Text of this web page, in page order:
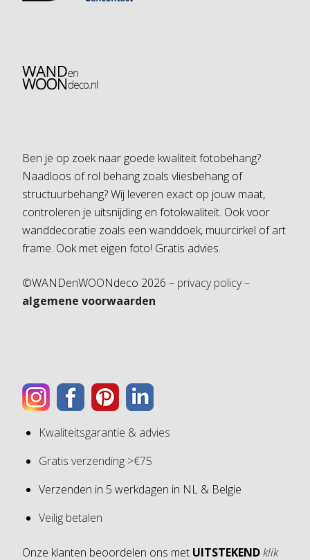
Ben je op zoek naar goede kwaliteit fotobehang?
Naadloos of rol behang zoals vliesbehang of
structuurbehang? Wij leveren exact op jouw maat,
controleren je uitsnijding en fotokwaliteit. Ook voor
wanddecoratie zoals een wanddoek, muurcirkel of art
frame. Ook met eigen foto! Gratis advies.
©WANDenWOONdeco 2026 – privacy policy –
algemene voorwaarden
Kwaliteitsgarantie & advies
Gratis verzending >€75
Verzenden in 5 werkdagen in NL & Belgie
Veilig betalen
Onze klanten beoordelen ons met UITSTEKENDklik